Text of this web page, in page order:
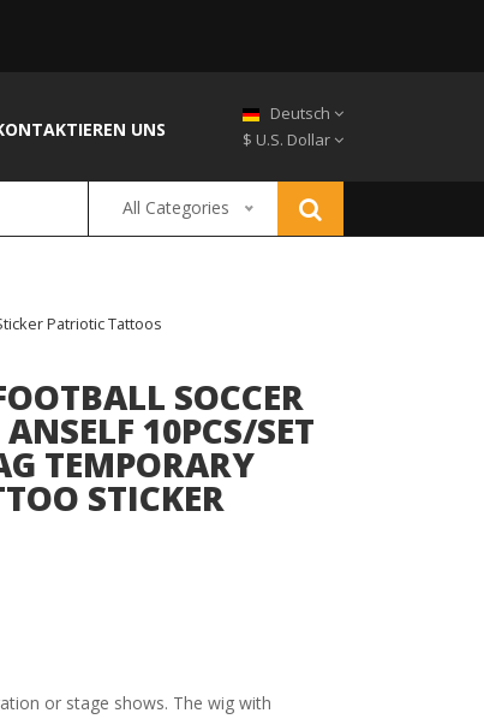
UNS
Deutsch
$ U.S. Dollar
All Categories
Patriotic Tattoos
SOCCER
10PCS/SET
TEMPORARY
STICKER
or stage shows. The wig with